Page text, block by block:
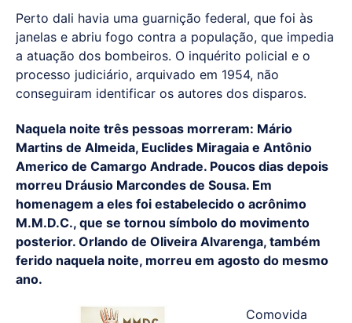
Perto dali havia uma guarnição federal, que foi às
janelas e abriu fogo contra a população, que impedia
a atuação dos bombeiros. O inquérito policial e o
processo judiciário, arquivado em 1954, não
conseguiram identificar os autores dos disparos.
Naquela noite três pessoas morreram: Mário
Martins de Almeida, Euclides Miragaia e Antônio
Americo de Camargo Andrade. Poucos dias depois
morreu Dráusio Marcondes de Sousa. Em
homenagem a eles foi estabelecido o acrônimo
M.M.D.C., que se tornou símbolo do movimento
posterior. Orlando de Oliveira Alvarenga, também
ferido naquela noite, morreu em agosto do mesmo
ano.
Comovida